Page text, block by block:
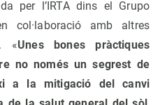
per l’IRTA dins el Grupo
col·laboració amb altres
«Unes bones pràctiques
no només un segrest de
a la mitigació del canvi